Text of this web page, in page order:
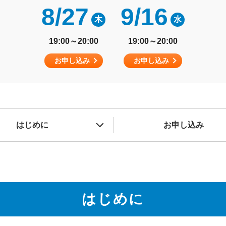
8/27 木
19:00～20:00
お申し込み
9/16 水
19:00～20:00
お申し込み
はじめに お申し込み
はじめに